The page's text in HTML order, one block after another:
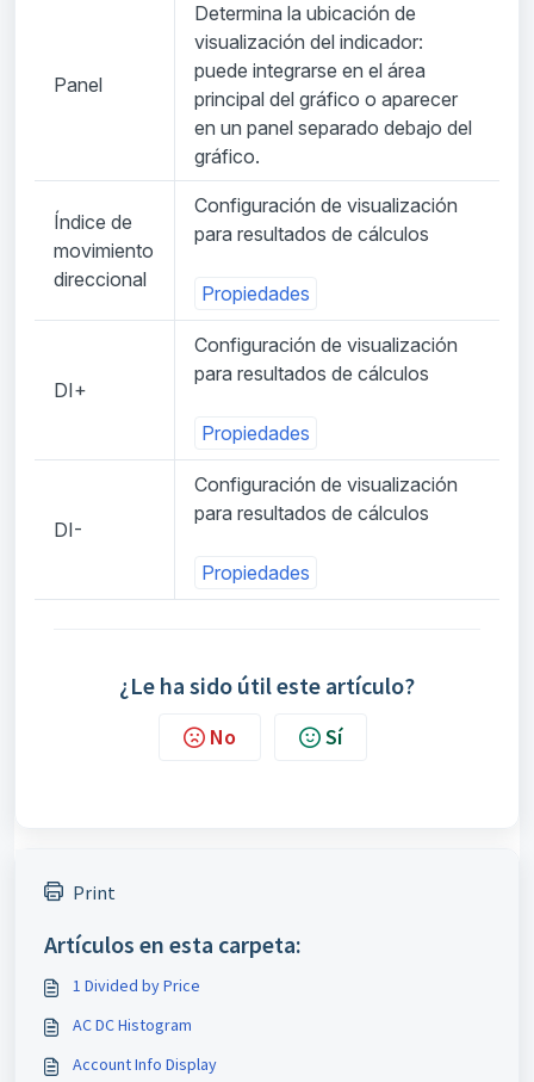
Panel
Determina la ubicación de
visualización del indicador:
puede integrarse en el área
principal del gráfico o aparecer
en un panel separado debajo del
gráfico.
Índice de
movimiento
direccional
Configuración de visualización
para resultados de cálculos
Propiedades
DI+
Configuración de visualización
para resultados de cálculos
Propiedades
DI-
Configuración de visualización
para resultados de cálculos
Propiedades
¿Le ha sido útil este artículo?
No Sí
Print
Artículos en esta carpeta:
1 Divided by Price
AC DC Histogram
Account Info Display